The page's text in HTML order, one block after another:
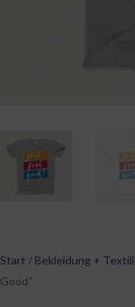
Start / Bekleidung +
Good“